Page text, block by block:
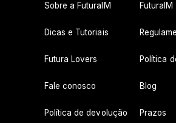
Sobre a FuturaIM
Dicas e Tutoriais
Futura Lovers Política
Fale conosco Blog
Política de devolução Prazos